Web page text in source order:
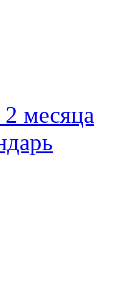
месяца